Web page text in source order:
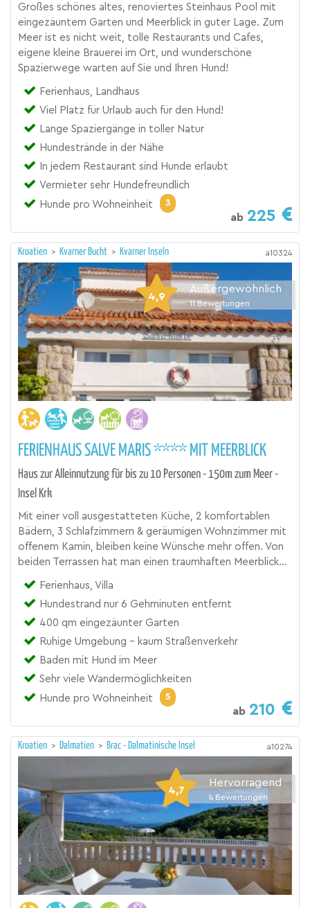
Großes schönes altes, renoviertes Steinhaus Pool mit
eingezäuntem Garten und Meerblick in guter Lage. Zum
Meer ist es nicht weit, tolle Restaurants und Cafes,
eigene kleine Brauerei im Ort, und wunderschöne
Spazierwege warten auf Sie und Ihren Hund!
Ferienhaus, Landhaus
Viel Platz für Urlaub auch für den Hund!
Lange Spaziergänge in toller Natur
Hundestrände in der Nähe
In jedem Restaurant sind Hunde erlaubt
Vermieter sehr Hundefreundlich
Hunde pro Wohneinheit
3
ab 225
Kroatien > Kvarner Bucht > Kvarner Inseln a10324
4,9
Außergewöhnlich
11 Bewertungen
FERIENHAUS SALVE MARIS **** MIT MEERBLICK
Haus zur Alleinnutzung für bis zu 10 Personen - 150m zum Meer -
Insel Krk
Mit einer voll ausgestatteten Küche, 2 komfortablen
Bädern, 3 Schlafzimmern & geräumigen Wohnzimmer mit
offenem Kamin, bleiben keine Wünsche mehr offen. Von
beiden Terrassen hat man einen traumhaften Meerblick...
Ferienhaus, Villa
Hundestrand nur 6 Gehminuten entfernt
400 qm eingezäunter Garten
Ruhige Umgebung - kaum Straßenverkehr
Baden mit Hund im Meer
Sehr viele Wandermöglichkeiten
Hunde pro Wohneinheit
5
ab 210
Kroatien > Dalmatien > Brac - Dalmatinische Insel a10274
4,7
Hervorragend
4 Bewertungen